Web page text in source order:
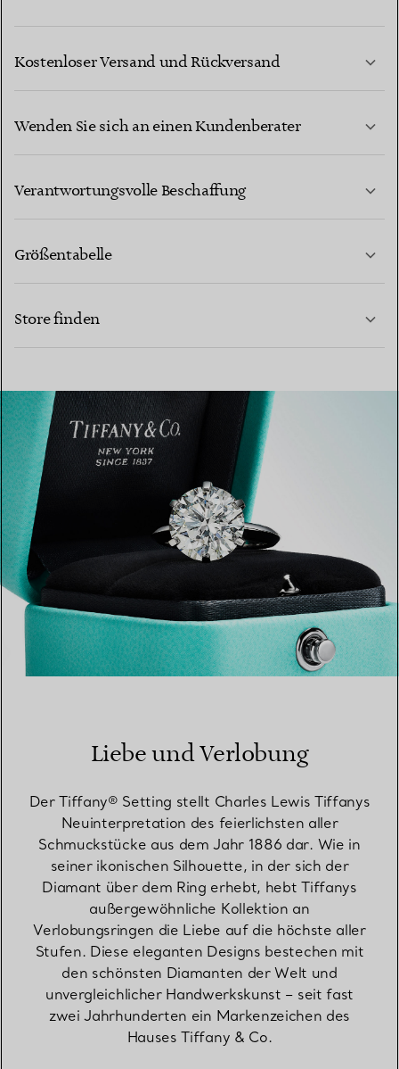
Kostenloser Versand und Rückversand
Wenden Sie sich an einen Kundenberater
Verantwortungsvolle Beschaffung
MEHR ERFAHREN
Größentabelle
Store finden
EINEN STORE IN IHRER NÄHE FINDEN
Liebe und Verlobung
Der Tiffany® Setting stellt Charles Lewis Tiffanys
Neuinterpretation des feierlichsten aller
Schmuckstücke aus dem Jahr 1886 dar. Wie in
seiner ikonischen Silhouette, in der sich der
Diamant über dem Ring erhebt, hebt Tiffanys
außergewöhnliche Kollektion an
Verlobungsringen die Liebe auf die höchste aller
Stufen. Diese eleganten Designs bestechen mit
den schönsten Diamanten der Welt und
unvergleichlicher Handwerkskunst – seit fast
zwei Jahrhunderten ein Markenzeichen des
Hauses Tiffany & Co.